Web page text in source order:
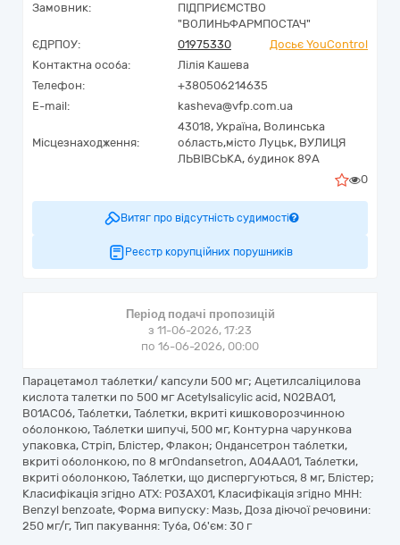
Замовник:
ПІДПРИЄМСТВО
"ВОЛИНЬФАРМПОСТАЧ"
ЄДРПОУ:
01975330
Досьє YouControl
Контактна особа:
Лілія Кашева
Телефон:
+380506214635
E-mail:
kasheva@vfp.com.ua
Місцезнаходження:
43018, Україна, Волинська
область,місто Луцьк, ВУЛИЦЯ
ЛЬВІВСЬКА, будинок 89А
0
Витяг про відсутність судимості
Реєстр корупційних порушників
Період подачі пропозицій
з 11-06-2026, 17:23
по 16-06-2026, 00:00
Парацетамол таблетки/ капсули 500 мг; Ацетилсаліцилова
кислота талетки по 500 мг Acetylsalicylic acid, N02BA01,
B01AC06, Таблетки, Таблетки, вкриті кишковорозчинною
оболонкою, Таблетки шипучі, 500 мг, Контурна чарункова
упаковка, Стріп, Блістер, Флакон; Ондансетрон таблетки,
вкриті оболонкою, по 8 мгOndansetron, A04AA01, Таблетки,
вкриті оболонкою, Таблетки, що диспергуються, 8 мг, Блістер;
Класифікація згідно АТХ: P03AX01, Класифікація згідно МНН:
Benzyl benzoate, Форма випуску: Мазь, Доза діючої речовини:
250 мг/г, Тип пакування: Туба, Об'єм: 30 г